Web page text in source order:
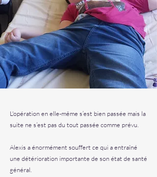
L'opération en elle-même s’est bien passée mais la
suite ne s’est pas du tout passée comme prévu.
Alexis a énormément souffert ce qui a entraîné
une détérioration importante de son état de santé
général.